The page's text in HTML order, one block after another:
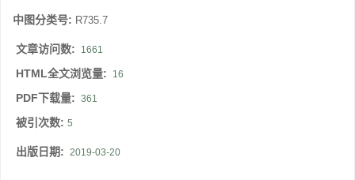
中图分类号: R735.7
文章访问数: 1661
HTML全文浏览量: 16
PDF下载量: 361
被引次数: 5
出版日期: 2019-03-20